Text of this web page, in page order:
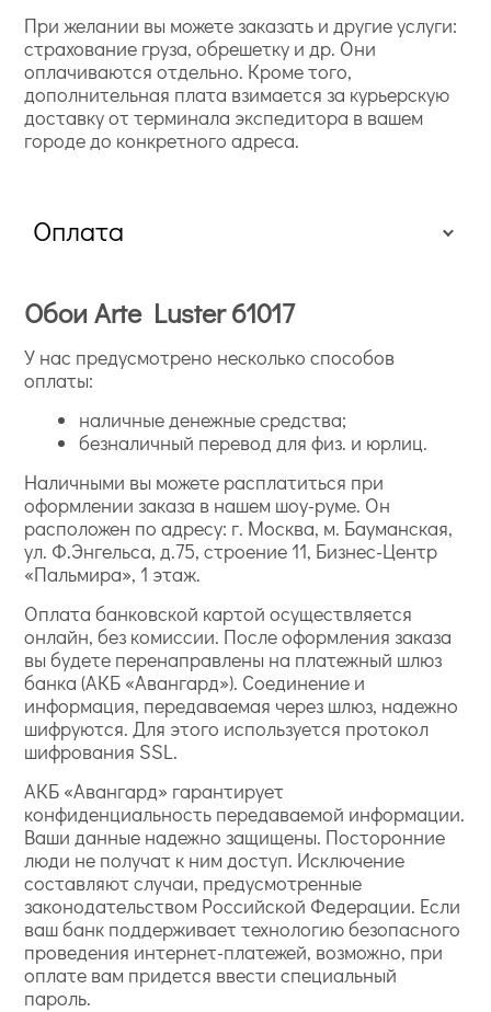
При желании вы можете заказать и другие услуги:
страхование груза, обрешетку и др. Они
оплачиваются отдельно. Кроме того,
дополнительная плата взимается за курьерскую
доставку от терминала экспедитора в вашем
городе до конкретного адреса.
Оплата
Обои Arte Luster 61017
У нас предусмотрено несколько способов
оплаты:
наличные денежные средства;
безналичный перевод для физ. и юрлиц.
Наличными вы можете расплатиться при
оформлении заказа в нашем шоу-руме. Он
расположен по адресу: г. Москва, м. Бауманская,
ул. Ф.Энгельса, д.75, строение 11, Бизнес-Центр
«Пальмира», 1 этаж.
Оплата банковской картой осуществляется
онлайн, без комиссии. После оформления заказа
вы будете перенаправлены на платежный шлюз
банка (АКБ «Авангард»). Соединение и
информация, передаваемая через шлюз, надежно
шифруются. Для этого используется протокол
шифрования SSL.
АКБ «Авангард» гарантирует
конфиденциальность передаваемой информации.
Ваши данные надежно защищены. Посторонние
люди не получат к ним доступ. Исключение
составляют случаи, предусмотренные
законодательством Российской Федерации. Если
ваш банк поддерживает технологию безопасного
проведения интернет-платежей, возможно, при
оплате вам придется ввести специальный
пароль.